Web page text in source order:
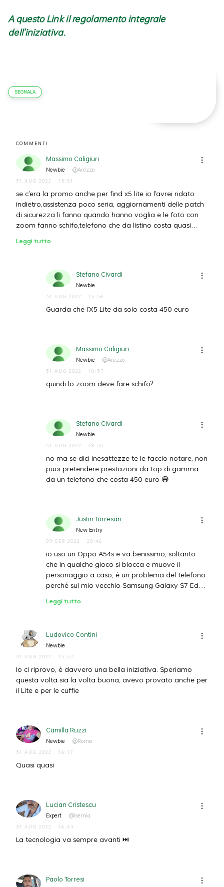
A questo Link il regolamento integrale
dell'iniziativa.
SEGNALA
COMMENTI
Massimo Caligiuri
Newbie @Arezzo
31 AUG 2022 15:51
se c'era la promo anche per find x5 lite io l'avrei ridato
indietro,assistenza poco seria, aggiornamenti delle patch
di sicurezza li fanno quando hanno voglia e le foto con
zoom fanno schifo,telefono che da listino costa quasi
Leggi tutto
Stefano Civardi
Newbie
31 AUG 2022 15:56
Guarda che l'X5 Lite da solo costa 450 euro
Massimo Caligiuri
Newbie @Arezzo
31 AUG 2022 18:37
quindi lo zoom deve fare schifo?
Stefano Civardi
Newbie
31 AUG 2022 18:50
no ma se dici inesattezze te le faccio notare, non
puoi pretendere prestazioni da top di gamma
da un telefono che costa 450 euro 😅
Justin Torresan
New Entry
09 SEP 2022 20:46
io uso un Oppo A54s e va benissimo, soltanto
che in qualche gioco si blocca e muove il
personaggio a caso, è un problema del telefono
perché sul mio vecchio Samsung Galaxy S7 Edge
ANNI FA (Il periodo di quando lo comprato). Ma
Leggi tutto
Ludovico Contini
Newbie
31 AUG 2022 15:57
Io ci riprovo, è davvero una bella iniziativa. Speriamo
questa volta sia la volta buona, avevo provato anche per
il Lite e per le cuffie
Camilla Ruzzi
Newbie @Roma
31 AUG 2022 16:17
Quasi quasi
Lucian Cristescu
Expert @Isernia
31 AUG 2022 16:44
La tecnologia va sempre avanti ⏭
Paolo Torresi